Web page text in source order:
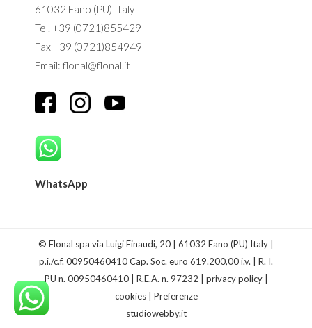
61032 Fano (PU) Italy
Tel. +39 (0721)855429
Fax +39 (0721)854949
Email: flonal@flonal.it
WhatsApp
© Flonal spa via Luigi Einaudi, 20 | 61032 Fano (PU) Italy |
p.i./c.f. 00950460410 Cap. Soc. euro 619.200,00 i.v. | R. I.
PU n. 00950460410 | R.E.A. n. 97232 | privacy policy|
cookies| Preferenze
studiowebby.it